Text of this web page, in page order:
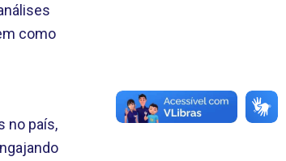
como
no país,